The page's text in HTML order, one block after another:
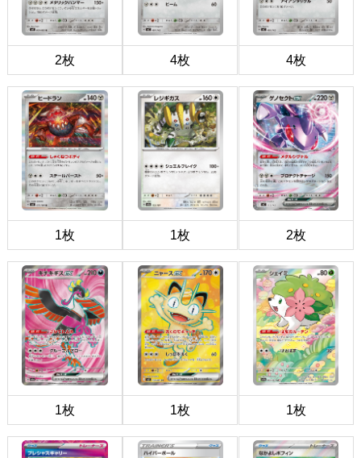
2枚 4枚 4枚
1枚 1枚 2枚
1枚 1枚 1枚